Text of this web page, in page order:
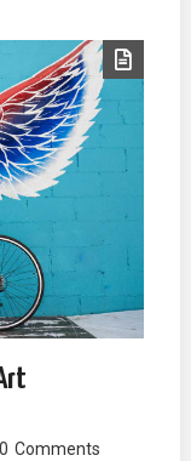
0 Comments